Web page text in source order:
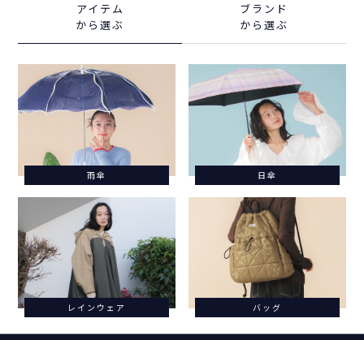
アイテム
から選ぶ
ブランド
から選ぶ
雨傘 日傘
レインウェア バッグ